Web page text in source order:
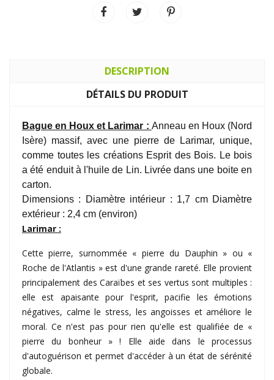
DESCRIPTION
DÉTAILS DU PRODUIT
Bague en Houx et Larimar : Anneau en Houx (Nord
Isère) massif, avec une pierre de Larimar, unique,
comme toutes les créations Esprit des Bois. Le bois
a été enduit à l'huile de Lin. Livrée dans une boite en
carton.
Dimensions : Diamètre intérieur : 1,7 cm Diamètre
extérieur : 2,4 cm (environ)
Larimar :
Cette pierre, surnommée « pierre du Dauphin » ou «
Roche de l'Atlantis » est d'une grande rareté. Elle provient
principalement des Caraïbes et ses vertus sont multiples :
elle est apaisante pour l'esprit, pacifie les émotions
négatives, calme le stress, les angoisses et améliore le
moral. Ce n'est pas pour rien qu'elle est qualifiée de «
pierre du bonheur » ! Elle aide dans le processus
d'autoguérison et permet d'accéder à un état de sérénité
globale.